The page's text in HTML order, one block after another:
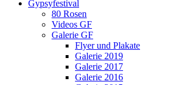
Gypsyfestival
80 Rosen
Videos GF
Galerie GF
Flyer und Plakate
Galerie 2019
Galerie 2017
Galerie 2016